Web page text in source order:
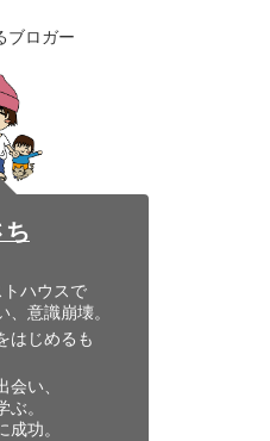
ブロガー
ち
ハウスで
、意識崩壊。
はじめるも
会い、
。
成功。